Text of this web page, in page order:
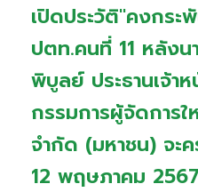
เปิดประวัติ"คงกระ
ปตท.คนที่ 11 หลัง
พิบูลย์ ประธานเจ้าห
กรรมการผู้จัดการ
จำกัด (มหาชน) จะ
12 พฤษภาคม 2567